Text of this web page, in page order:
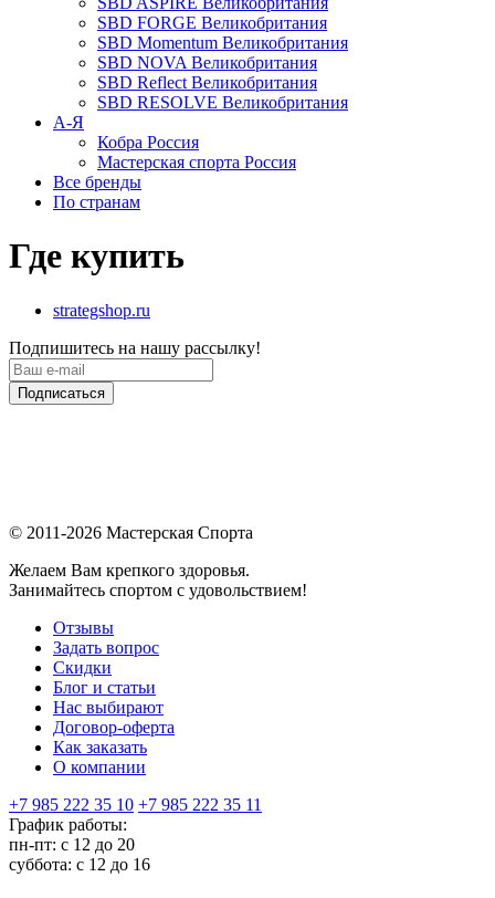
SBD FORGE Великобритания
SBD Momentum Великобритания
SBD NOVA Великобритания
SBD Reflect Великобритания
SBD RESOLVE Великобритания
А-Я
Кобра Россия
Мастерская спорта Россия
Все бренды
По странам
Где купить
strategshop.ru
Подпишитесь на нашу рассылку!
Подписаться
© 2011-2026 Мастерская Спорта
Желаем Вам крепкого здоровья.
Занимайтесь спортом с удовольствием!
Отзывы
Задать вопрос
Скидки
Блог и статьи
Нас выбирают
Договор-оферта
Как заказать
О компании
+7 985 222 35 10 +7 985 222 35 11
График работы:
пн-пт: с 12 до 20
суббота: c 12 до 16